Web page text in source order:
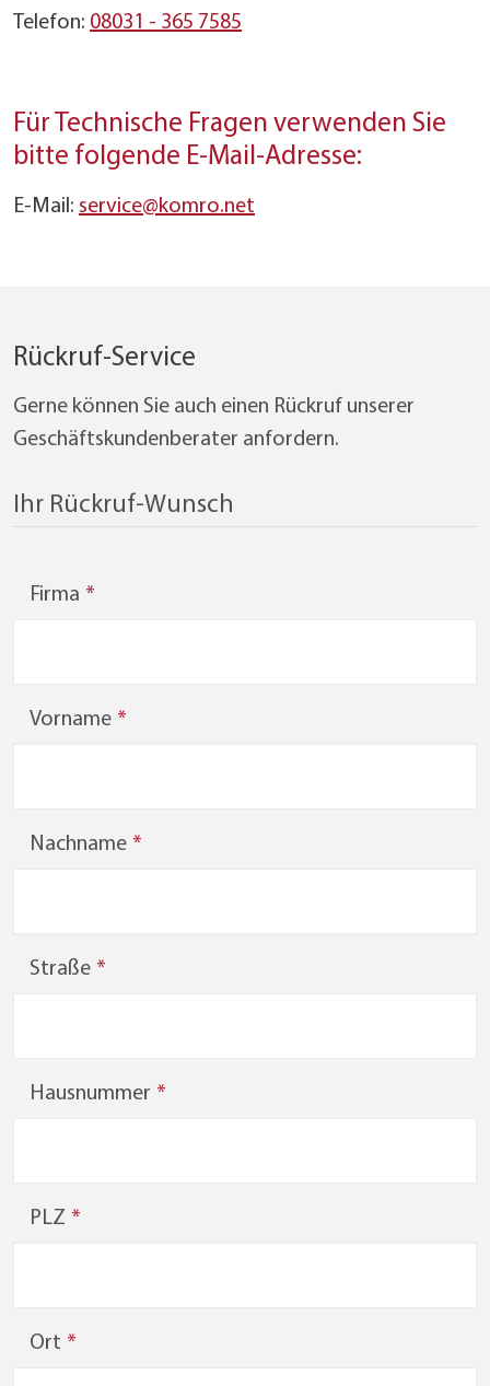
Telefon: 08031 - 365 7585
Für Technische Fragen verwenden Sie
bitte folgende E-Mail-Adresse:
E-Mail: service@komro.net
Rückruf-Service
Gerne können Sie auch einen Rückruf unserer
Geschäftskundenberater anfordern.
Ihr Rückruf-Wunsch
Firma
Vorname
Nachname
Straße
Hausnummer
PLZ
Ort